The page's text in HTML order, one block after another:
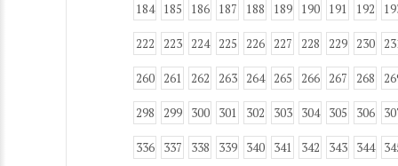
184 185 186 187 188 189 190 191 192
222 223 224 225 226 227 228 229 230
260 261 262 263 264 265 266 267 268
298 299 300 301 302 303 304 305 306
336 337 338 339 340 341 342 343 344